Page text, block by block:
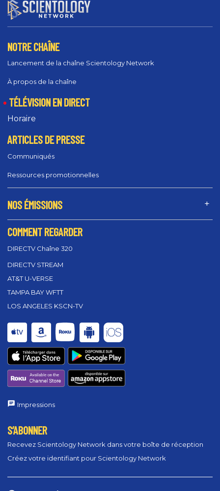
NOTRE CHAÎNE
Lancement de la chaîne Scientology Network
À propos de la chaîne
TÉLÉVISION EN DIRECT
Horaire
ARTICLES DE PRESSE
Communiqués
Ressources promotionnelles
NOS ÉMISSIONS
COMMENT REGARDER
DIRECTV Chaîne 320
DIRECTV STREAM
AT&T U-VERSE
TAMPA BAY WFTT
LOS ANGELES KSCN-TV
Impressions
S’ABONNER
Recevez Scientology Network dans votre boîte de réception
Créez votre identifiant pour Scientology Network